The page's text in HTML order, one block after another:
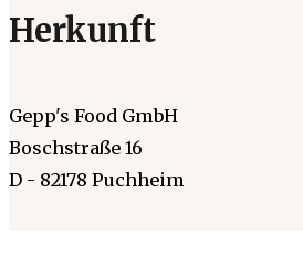
Herkunft
Gepp's Food GmbH
Boschstraße 16
D - 82178 Puchheim